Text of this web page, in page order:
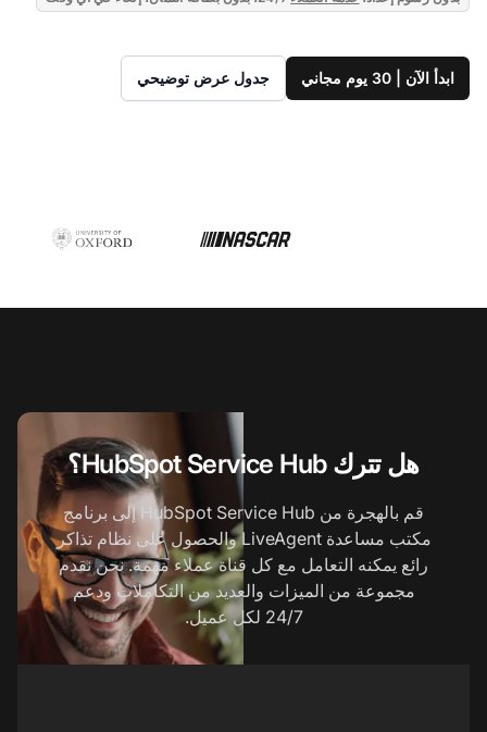
ابدأ الآن | 30 يوم مجاني جدول عرض توضيحي
هل تترك HubSpot Service Hub؟
قم بالهجرة من HubSpot Service Hub إلى برنامج
مكتب مساعدة LiveAgent والحصول على نظام تذاكر
رائع يمكنه التعامل مع كل قناة عملاء مهمة. نحن نقدم
مجموعة من الميزات والعديد من التكاملات ودعم
24/7 لكل عميل.